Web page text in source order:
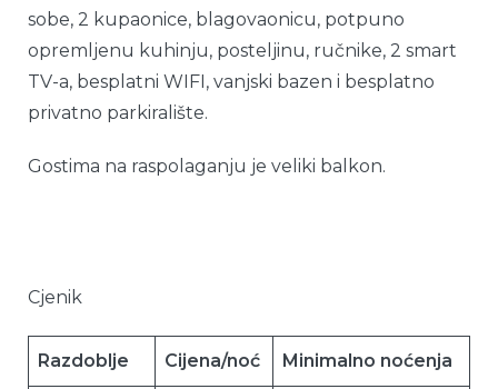
sobe, 2 kupaonice, blagovaonicu, potpuno
opremljenu kuhinju, posteljinu, ručnike, 2 smart
TV-a, besplatni WIFI, vanjski bazen i besplatno
privatno parkiralište.
Gostima na raspolaganju je veliki balkon.
Cjenik
Razdoblje Cijena/noć Minimalno noćenja